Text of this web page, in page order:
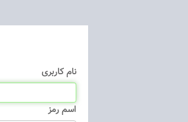
نام كاربری
اسم رمز